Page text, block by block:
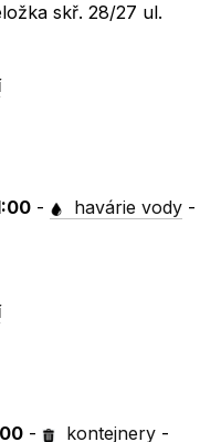
skř. 28/27 ul.
- havárie vody -
- kontejnery -